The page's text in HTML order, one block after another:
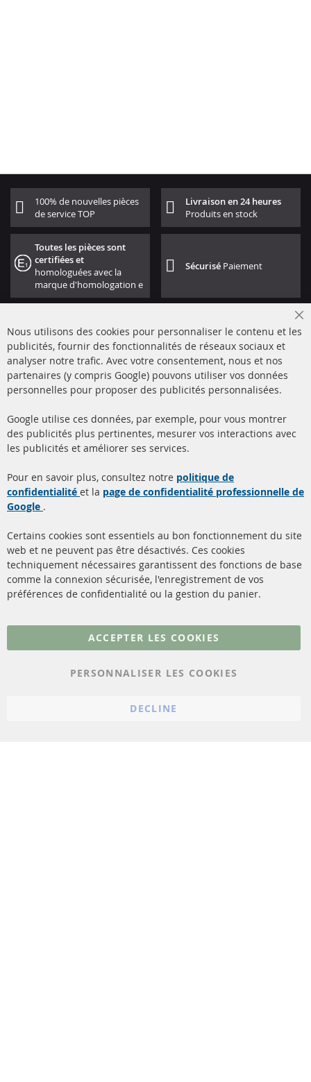
100% de nouvelles pièces
de service TOP
Livraison en 24 heures
Produits en stock
Toutes les pièces sont
certifiées et
homologuées avec la
marque d'homologation e
Sécurisé Paiement
+49 (0) 4533 799000
info@contra-automotive.de
facebook
instagram
Filtres à particules diesel
(FPD)
Catalyseur (CAT)
Capteurs
Matériel de montage
à propos de nous
livraison
Contact
Résilier le contrat
Plus de liens
Conditions générales
Nous utilisons des cookies pour personnaliser le contenu et les
publicités, fournir des fonctionnalités de réseaux sociaux et
analyser notre trafic. Avec votre consentement, nous et nos
partenaires (y compris Google) pouvons utiliser vos données
personnelles pour proposer des publicités personnalisées.
Google utilise ces données, par exemple, pour vous montrer
des publicités plus pertinentes, mesurer vos interactions avec
les publicités et améliorer ses services.
Pour en savoir plus, consultez notre politique de
confidentialité et la page de confidentialité professionnelle de
Google .
Certains cookies sont essentiels au bon fonctionnement du site
web et ne peuvent pas être désactivés. Ces cookies
techniquement nécessaires garantissent des fonctions de base
comme la connexion sécurisée, l'enregistrement de vos
préférences de confidentialité ou la gestion du panier.
ACCEPTER LES COOKIES
PERSONNALISER LES COOKIES
DECLINE